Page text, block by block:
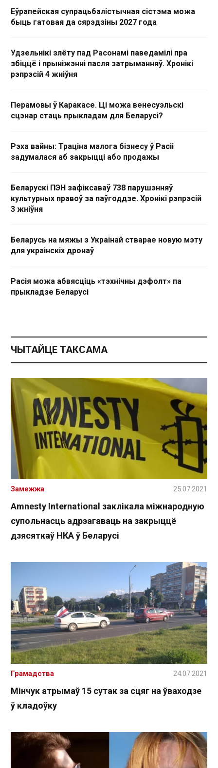
Еўрапейская супрацьбалістычная сістэма можа
быць гатовая да сярэдзіны 2027 года
Удзельнікі злёту пад Расонамі паведамілі пра
збіццё і прыніжэнні пасля затрыманняў. Хронікі
рэпрэсій 4 жніўня
Перамовы ў Каракасе. Ці можа венесуэльскі
сцэнар стаць прыкладам для Беларусі?
Рэха вайны: Траціна малога бізнесу ў Расіі
задумалася аб закрыцці або продажы
Беларускі ПЭН зафіксаваў 738 парушэнняў
культурных правоў за паўгоддзе. Хронікі рэпрэсій
3 жніўня
Беларусь на мяжы з Украінай стварае новую мэту
для украінскіх дронаў
Расія можа абвясціць «тэхнічны дэфолт» па
прыкладзе Беларусі
ЧЫТАЙЦЕ ТАКСАМА
Amnesty International заклікала міжнародную
супольнасць адрэагаваць на закрыццё
дзясяткаў НКА ў Беларусі
Замежжа 25.07.2021
Мінчук атрымаў 15 сутак за сцяг на ўваходзе
ў кладоўку
Грамадства 24.07.2021